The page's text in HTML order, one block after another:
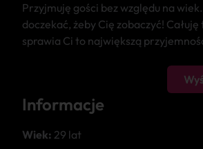
Przyjmuję gości bez względu na
doczekać, żeby Cię zobaczyć!
sprawia Ci to największą
Informacje
Wiek: 29 lat